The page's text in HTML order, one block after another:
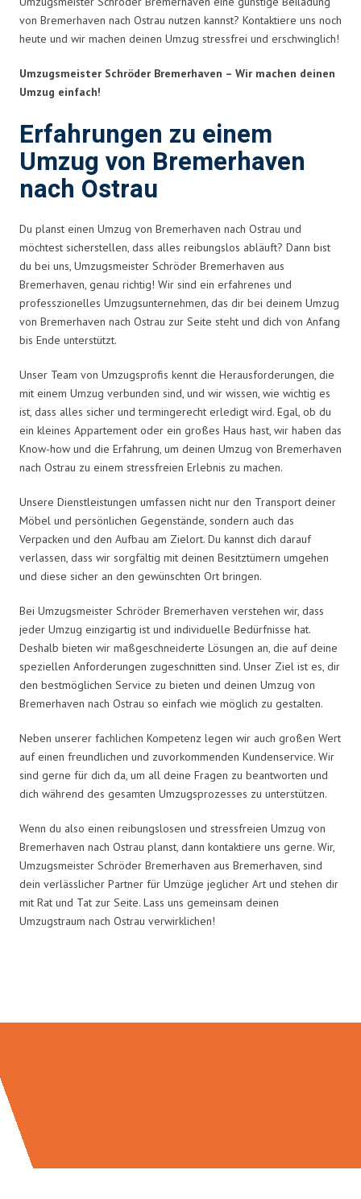
von Bremerhaven nach Ostrau nutzen kannst? Kontaktiere uns noch
heute und wir machen deinen Umzug stressfrei und erschwinglich!
Umzugsmeister Schröder Bremerhaven – Wir machen deinen
Umzug einfach!
Erfahrungen zu einem
Umzug von Bremerhaven
nach Ostrau
Du planst einen Umzug von Bremerhaven nach Ostrau und
möchtest sicherstellen, dass alles reibungslos abläuft? Dann bist
du bei uns, Umzugsmeister Schröder Bremerhaven aus
Bremerhaven, genau richtig! Wir sind ein erfahrenes und
professzionelles Umzugsunternehmen, das dir bei deinem Umzug
von Bremerhaven nach Ostrau zur Seite steht und dich von Anfang
bis Ende unterstützt.
Unser Team von Umzugsprofis kennt die Herausforderungen, die
mit einem Umzug verbunden sind, und wir wissen, wie wichtig es
ist, dass alles sicher und termingerecht erledigt wird. Egal, ob du
ein kleines Appartement oder ein großes Haus hast, wir haben das
Know-how und die Erfahrung, um deinen Umzug von Bremerhaven
nach Ostrau zu einem stressfreien Erlebnis zu machen.
Unsere Dienstleistungen umfassen nicht nur den Transport deiner
Möbel und persönlichen Gegenstände, sondern auch das
Verpacken und den Aufbau am Zielort. Du kannst dich darauf
verlassen, dass wir sorgfältig mit deinen Besitztümern umgehen
und diese sicher an den gewünschten Ort bringen.
Bei Umzugsmeister Schröder Bremerhaven verstehen wir, dass
jeder Umzug einzigartig ist und individuelle Bedürfnisse hat.
Deshalb bieten wir maßgeschneiderte Lösungen an, die auf deine
speziellen Anforderungen zugeschnitten sind. Unser Ziel ist es, dir
den bestmöglichen Service zu bieten und deinen Umzug von
Bremerhaven nach Ostrau so einfach wie möglich zu gestalten.
Neben unserer fachlichen Kompetenz legen wir auch großen Wert
auf einen freundlichen und zuvorkommenden Kundenservice. Wir
sind gerne für dich da, um all deine Fragen zu beantworten und
dich während des gesamten Umzugsprozesses zu unterstützen.
Wenn du also einen reibungslosen und stressfreien Umzug von
Bremerhaven nach Ostrau planst, dann kontaktiere uns gerne. Wir,
Umzugsmeister Schröder Bremerhaven aus Bremerhaven, sind
dein verlässlicher Partner für Umzüge jeglicher Art und stehen dir
mit Rat und Tat zur Seite. Lass uns gemeinsam deinen
Umzugstraum nach Ostrau verwirklichen!